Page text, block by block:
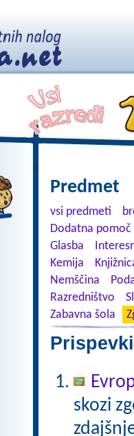
Predmet
vsi predmeti
Dodatna
Glasba
Kemija
Nemščina
Razredništvo
Zabavna šola
skozi